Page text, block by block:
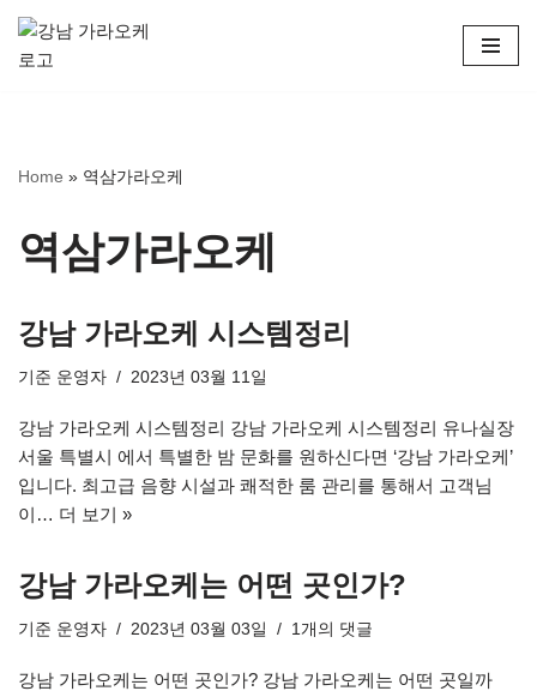
콘
건
뛰
기
Home » 역삼가라오케
역삼가라오케
강남 가라오케 시스템정리
기준 운영자 2023년 03월 11일
강남 가라오케 시스템정리 강남 가라오케 시스템정리 유나실장
서울 특별시 에서 특별한 밤 문화를 원하신다면 ‘강남 가라오케’
입니다. 최고급 음향 시설과 쾌적한 룸 관리를 통해서 고객님
이… 더 보기 »
강남 가라오케는 어떤 곳인가?
기준 운영자 2023년 03월 03일 1개의 댓글
강남 가라오케는 어떤 곳인가? 강남 가라오케는 어떤 곳일까